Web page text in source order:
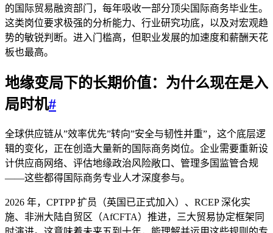
的国际贸易融资部门，每年吸收一部分顶尖国际商务毕业生。
这类岗位要求极强的分析能力、行业研究功底，以及对宏观趋
势的敏锐判断。进入门槛高，但职业发展的加速度和薪酬天花
板也最高。
地缘变局下的长期价值：为什么现在是入
局时机#
全球供应链从”效率优先”转向”安全与韧性并重”，这个底层逻
辑的变化，正在创造大量新的国际商务岗位。企业需要重新设
计供应商网络、评估地缘政治风险敞口、管理多国监管合规
——这些都得国际商务专业人才深度参与。
2026 年，CPTPP 扩员（英国已正式加入）、RCEP 深化实
施、非洲大陆自贸区（AfCFTA）推进，三大贸易协定框架同